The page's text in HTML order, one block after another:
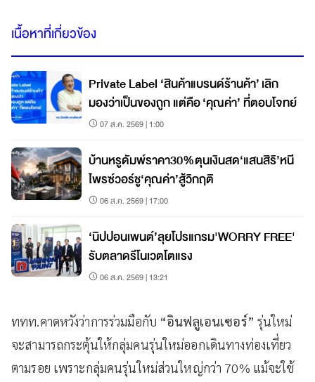
เนื้อหาที่เกี่ยวข้อง
Private Label ‘สินค้าแบรนด์ร้านค้า’ เลิก
มองว่าเป็นของถูก แต่คือ ‘คุณค่า’ ที่ตอบโจทย์
07 ส.ค. 2569 | 1:00
บ้านหรูดัมพ์ราคา30%ตุนเงินสด‘แสนสิริ’หนี
ไพรซ์วอร์ชู‘คุณค่า’สู้วิกฤติ
06 ส.ค. 2569 | 17:00
‘นิปปอนเพนต์’ลุยโปรแกรม'WORRY FREE'
รับตลาดรีโนเวตโตแรง
06 ส.ค. 2569 | 13:21
ททท.คาดหวังว่าการร่วมมือกับ “อินฟลูเอนเซอร์” รุ่นใหม่
จะสามารถกระตุ้นให้กลุ่มคนรุ่นใหม่ออกเดินทางท่องเที่ยว
ตามรอย เพราะกลุ่มคนรุ่นใหม่ส่วนใหญ่กว่า 70% แม้จะใช้